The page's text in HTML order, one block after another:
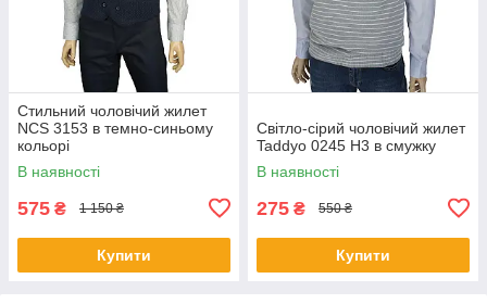
Стильний чоловічий жилет
NCS 3153 в темно-синьому
кольорі
В наявності
575 ₴ 1 150 ₴
Купити
Світло-сірий чоловічий жилет
Taddyo 0245 Н3 в смужку
В наявності
275 ₴ 550 ₴
Купити